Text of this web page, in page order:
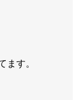
ます。